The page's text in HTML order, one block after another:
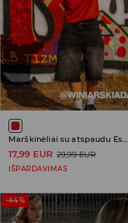
Marškinėliai su atspaudu Espana
17,99 EUR 29,99 EUR
IŠPARDAVIMAS
-44%